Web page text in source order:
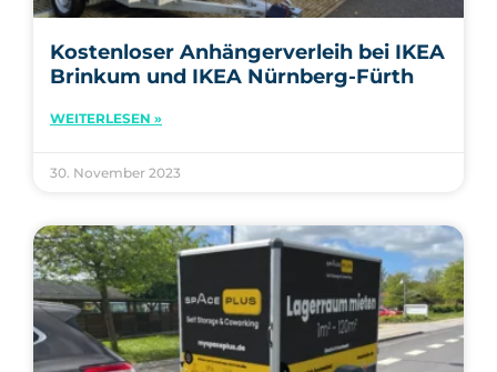
Kostenloser Anhängerverleih bei IKEA
Brinkum und IKEA Nürnberg-Fürth
WEITERLESEN »
30. November 2023